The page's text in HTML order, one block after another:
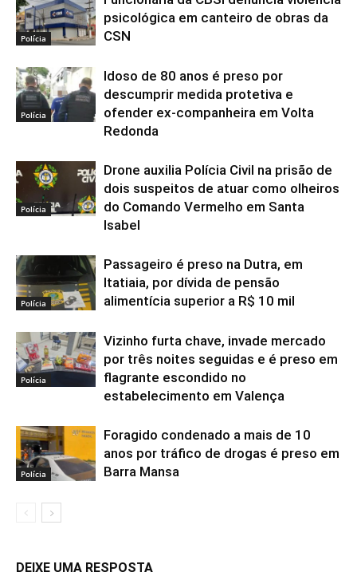
Polícia
psicológica em canteiro de obras da
CSN
Polícia
Idoso de 80 anos é preso por
descumprir medida protetiva e
ofender ex-companheira em Volta
Redonda
Polícia
Drone auxilia Polícia Civil na prisão de
dois suspeitos de atuar como olheiros
do Comando Vermelho em Santa
Isabel
Polícia
Passageiro é preso na Dutra, em
Itatiaia, por dívida de pensão
alimentícia superior a R$ 10 mil
Polícia
Vizinho furta chave, invade mercado
por três noites seguidas e é preso em
flagrante escondido no
estabelecimento em Valença
Polícia
Foragido condenado a mais de 10
anos por tráfico de drogas é preso em
Barra Mansa
DEIXE UMA RESPOSTA